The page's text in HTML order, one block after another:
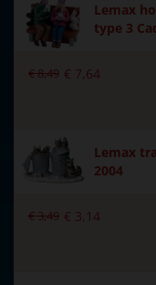
Lemax
type 3
€8,49 € 7,64
Lemax
2004
€3,49 € 3, 14